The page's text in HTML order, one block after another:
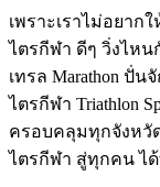
เพราะเราไม่อยา
ไตรกีฬา ดีๆ วิ่งไห
เทรล Marathon ปั่
ไตรกีฬา Triathlon
ครอบคลุมทุกจังหวั
ไตรกีฬา สู่ทุกคน ได้